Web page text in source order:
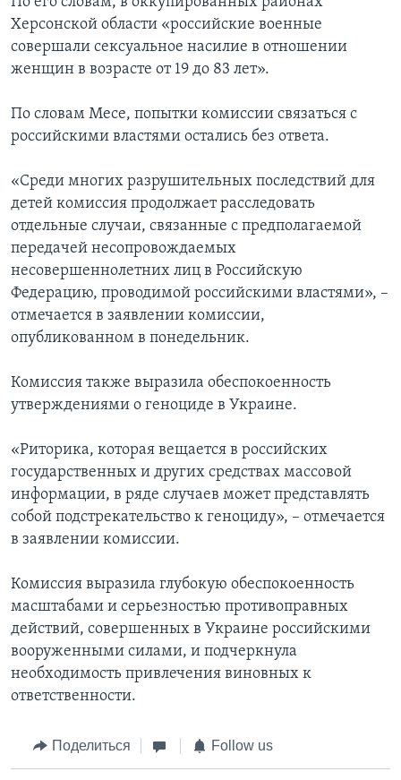
Херсонской области «российские военные
совершали сексуальное насилие в отношении
женщин в возрасте от 19 до 83 лет».
По словам Месе, попытки комиссии связаться с
российскими властями остались без ответа.
«Среди многих разрушительных последствий для
детей комиссия продолжает расследовать
отдельные случаи, связанные с предполагаемой
передачей несопровождаемых
несовершеннолетних лиц в Российскую
Федерацию, проводимой российскими властями», –
отмечается в заявлении комиссии,
опубликованном в понедельник.
Комиссия также выразила обеспокоенность
утверждениями о геноциде в Украине.
«Риторика, которая вещается в российских
государственных и других средствах массовой
информации, в ряде случаев может представлять
собой подстрекательство к геноциду», – отмечается
в заявлении комиссии.
Комиссия выразила глубокую обеспокоенность
масштабами и серьезностью противоправных
действий, совершенных в Украине российскими
вооруженными силами, и подчеркнула
необходимость привлечения виновных к
ответственности.
Поделиться Follow us